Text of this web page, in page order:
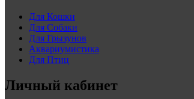
Для Кошки
Для Собаки
Для Грызунов
Аквариумистика
Для Птиц
Личный кабинет